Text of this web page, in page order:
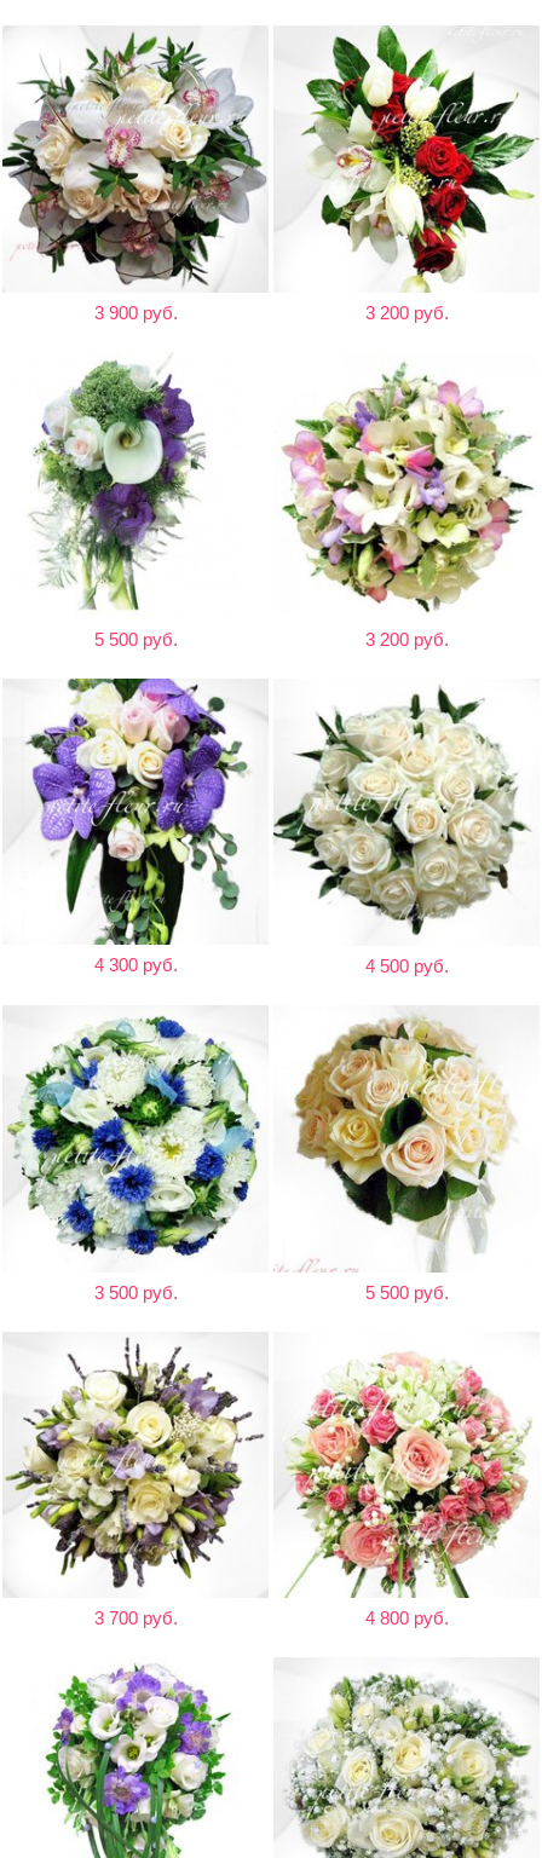
3 900 руб. 3 200 руб.
5 500 руб. 3 200 руб.
4 300 руб. 4 500 руб.
3 500 руб. 5 500 руб.
3 700 руб. 4 800 руб.